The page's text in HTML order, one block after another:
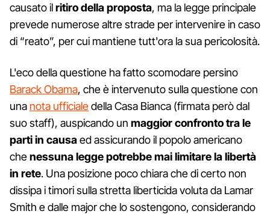
causato ilritiro della proposta, ma la legge principale
prevede numerose altre strade per intervenire in caso
di “reato”, per cui mantiene tutt'ora la sua pericolosità.
L'eco della questione ha fatto scomodare persino
Barack Obama, che è intervenuto sulla questione con
una nota ufficialedella Casa Bianca (firmata però dal
suo staff), auspicando un maggior confronto tra le
parti in causaed assicurando il popolo americano
chenessuna legge potrebbe mai limitare la libertà
in rete. Una posizione poco chiara che di certo non
dissipa i timori sulla stretta liberticida voluta da Lamar
Smith e dalle major che lo sostengono, considerando